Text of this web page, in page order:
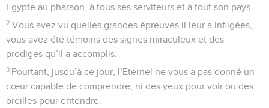
Egypte au pharaon, à tous ses serviteurs et à tout son pays.
2 Vous avez vu quelles grandes épreuves il leur a infligées,
vous avez été témoins des signes miraculeux et des
prodiges qu’il a accomplis.
3 Pourtant, jusqu’à ce jour, l’Eternel ne vous a pas donné un
cœur capable de comprendre, ni des yeux pour voir ou des
oreilles pour entendre.